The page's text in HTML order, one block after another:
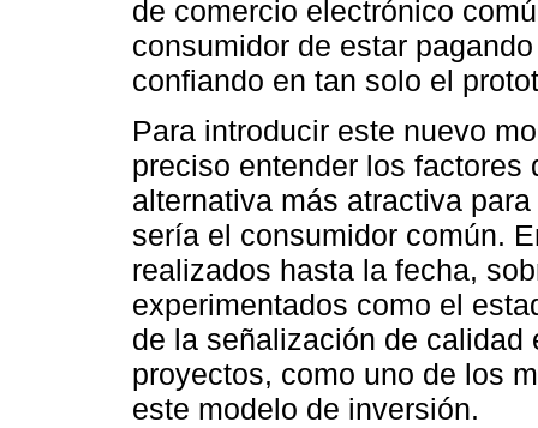
de comercio electrónico
consumidor de estar
confiando en tan solo el
Para introducir este nuevo
preciso entender los
alternativa más atractiva
sería el consumidor común.
realizados hasta la fecha,
experimentados como el
de la señalización de
proyectos, como uno de los
este modelo de inversión.